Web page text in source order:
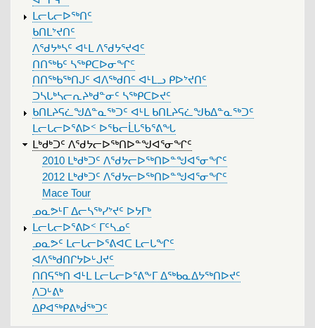
MENU
ᒪᓕᒐᓕᐅᖅᑎᑦ
ᑲᑎᒪᔾᔪᑎᑦ
ᐱᖁᔭᒃᓴᑦ ᐊᒻᒪ ᐱᖁᔭᕐᔪᐊᑦ
ᑎᑎᖅᑲᑦ ᓴᖅᑭᑕᐅᓂᖏᑦ
ᑎᑎᖅᑲᖅᑎᒍᑦ ᐊᐱᖅᑯᑎᑦ ᐊᒻᒪᓗ ᑭᐅᔾᔪᑎᑦ
ᑐᓴᒐᒃᓴᓕᕆᔨᒃᑯᓐᓂᑦ ᓴᖅᑭᑕᐅᔪᑦ
ᑲᑎᒪᔨᕋᓛᖑᐃᓐᓇᖅᑐᑦ ᐊᒻᒪ ᑲᑎᒪᔨᕋᓛᖑᑲᐃᓐᓇᖅᑐᑦ
ᒪᓕᒐᓕᐅᕐᕕᐅᑉ ᐅᖃᓕᒫᒐᖃᕐᕕᖓ
ᒪᒃᑯᒃᑐᑦ ᐱᖁᔭᓕᐅᖅᑎᐅᓐᖑᐊᕐᓂᖏᑦ
2010 ᒪᒃᑯᒃᑐᑦ ᐱᖁᔭᓕᐅᖅᑎᐅᓐᖑᐊᕐᓂᖏᑦ
2012 ᒪᒃᑯᒃᑐᑦ ᐱᖁᔭᓕᐅᖅᑎᐅᓐᖑᐊᕐᓂᖏᑦ
Mace Tour
ᓄᓇᕗᒻᒥ ᐃᓕᓴᖅᓯᔾᔪᑦ ᐅᔭᒥᒃ
ᒪᓕᒐᓕᐅᕐᕕᐅᑉ ᒥᑦᓴᓄᑦ
ᓄᓇᕗᑦ ᒪᓕᒐᓕᐅᕐᕕᐊᑕ ᒪᓕᒐᖏᑦ
ᐊᐱᖅᑯᑎᒋᔭᐅᒡᒍᔪᑦ
ᑎᑎᕋᖅᑎ ᐊᒻᒪ ᒪᓕᒐᓕᐅᕐᕕᖕᒥ ᐃᖅᑲᓇᐃᔭᖅᑎᐅᔪᑦ
ᐱᑐᒡᕕᒃ
ᐃᑭᐊᖅᑭᕕᒃᑰᖅᑐᑦ